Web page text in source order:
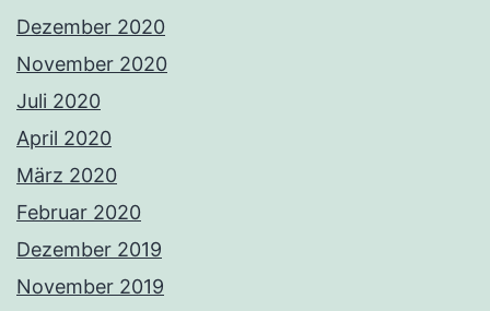
Dezember 2020
November 2020
Juli 2020
April 2020
März 2020
Februar 2020
Dezember 2019
November 2019